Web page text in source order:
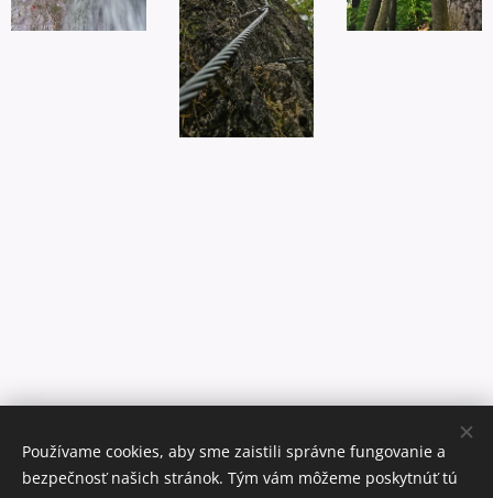
Používame cookies, aby sme zaistili správne fungovanie a
bezpečnosť našich stránok. Tým vám môžeme poskytnúť tú